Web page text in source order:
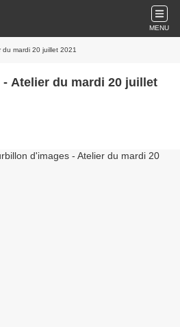
MENU
du mardi 20 juillet 2021
Atelier du mardi 20 juillet